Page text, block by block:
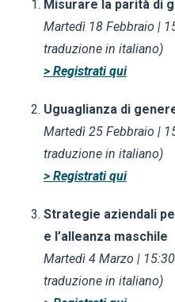
Misurare la parità di
Martedì 18 Febbraio |
traduzione in italiano)
> Registrati qui
Uguaglianza di
Martedì 25 Febbraio |
traduzione in italiano)
> Registrati qui
Strategie aziendali
e l’alleanza maschile
Martedì 4 Marzo |
traduzione in italiano)